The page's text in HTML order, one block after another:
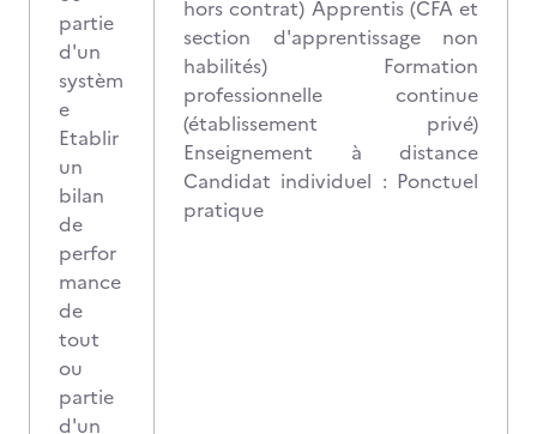
partie
d'un
systèm
e
Etablir
un
bilan
de
perfor
mance
de
tout
ou
partie
d'un
hors contrat) Apprentis (CFA et
section d'apprentissage non
habilités) Formation
professionnelle continue
(établissement privé)
Enseignement à distance
Candidat individuel : Ponctuel
pratique